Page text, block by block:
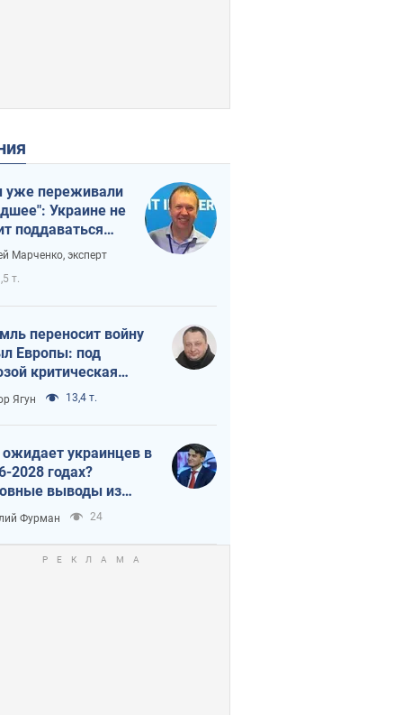
переживали
Украине не
поддаваться
из-за
Марченко, эксперт
т.
переносит войну
Европы: под
критическая
Ягун 13,4 т.
ожидает украинцев в
2028 годах?
выводы из
прогнозов от НБУ
Фурман 24